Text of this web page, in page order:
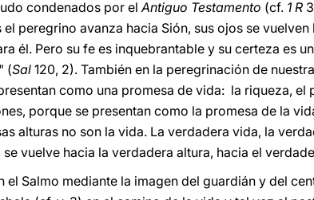
condenados por elAntiguo Testamento (cf. 1 R
peregrino avanza hacia Sión, sus ojos se
él. Pero su fe es inquebrantable y su certeza es
(Sal 120, 2). También en la peregrinación de
como una promesa de vida: la riqueza, el
porque se presentan como la promesa de la
alturas no son la vida. La verdadera vida, la
vuelve hacia la verdadera altura, hacia el
el Salmo mediante la imagen del guardián y del